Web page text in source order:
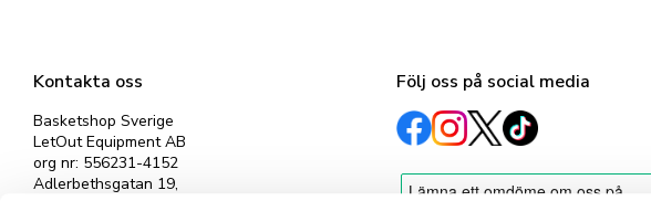
Kontakta oss
Basketshop Sverige
LetOut Equipment AB
org nr: 556231-4152
Adlerbethsgatan 19,
Följ oss på social media